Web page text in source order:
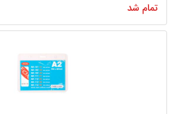
تمام شد